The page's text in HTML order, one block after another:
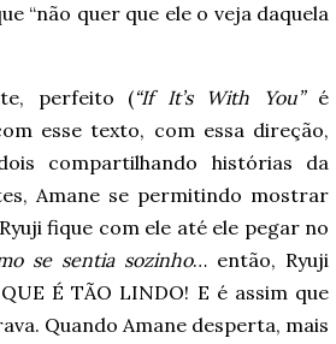
“não quer que ele o veja daquela
perfeito (“If It’s With You”é
esse texto, com essa direção,
compartilhando histórias da
Amane se permitindo mostrar
fique com ele até ele pegar no
se sentia sozinho… então, Ryuji
É TÃO LINDO! E é assim que
Quando Amane desperta, mais